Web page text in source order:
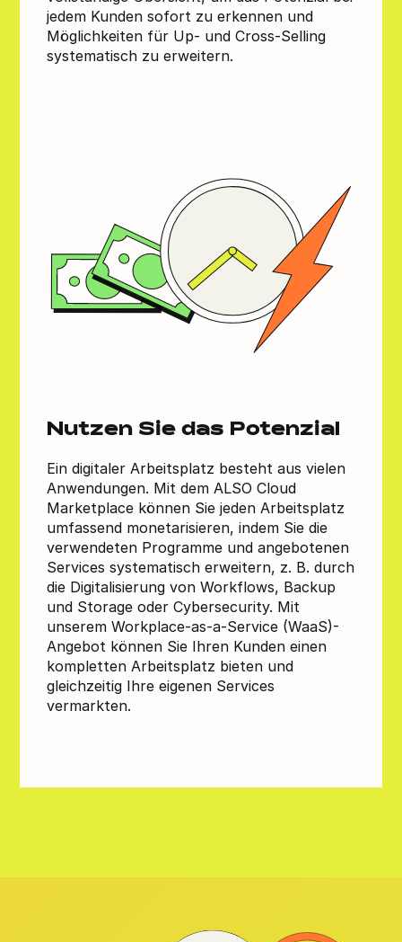
jedem Kunden sofort zu erkennen und
Möglichkeiten für Up- und Cross-Selling
systematisch zu erweitern.
Nutzen Sie das Potenzial
Ein digitaler Arbeitsplatz besteht aus vielen
Anwendungen. Mit dem ALSO Cloud
Marketplace können Sie jeden Arbeitsplatz
umfassend monetarisieren, indem Sie die
verwendeten Programme und angebotenen
Services systematisch erweitern, z. B. durch
die Digitalisierung von Workflows, Backup
und Storage oder Cybersecurity. Mit
unserem Workplace-as-a-Service (WaaS)-
Angebot können Sie Ihren Kunden einen
kompletten Arbeitsplatz bieten und
gleichzeitig Ihre eigenen Services
vermarkten.